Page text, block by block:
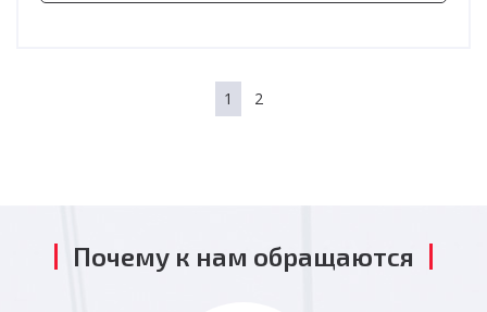
1 2
Почему к нам обращаются